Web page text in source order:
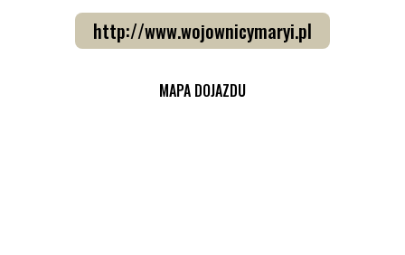
http://www.wojownicymaryi.pl
MAPA DOJAZDU